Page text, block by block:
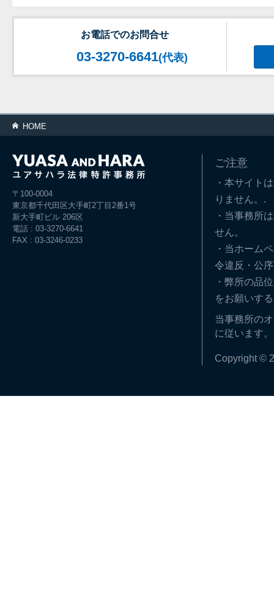
お電話でのお問合せ
03-3270-6641(代表)
HOME
〒100-0004
東京都千代田区大手町2丁目2番1号
新大手町ビル 206区
電話 : 03-3270-6641
FAX : 03-3246-0233
ご注意
・本サイト
りません。.
・当事務所
せん。
・当ホーム
令違反・公
・弊所の品
をお願いす
当事務所の
に従います。
Copyright ©